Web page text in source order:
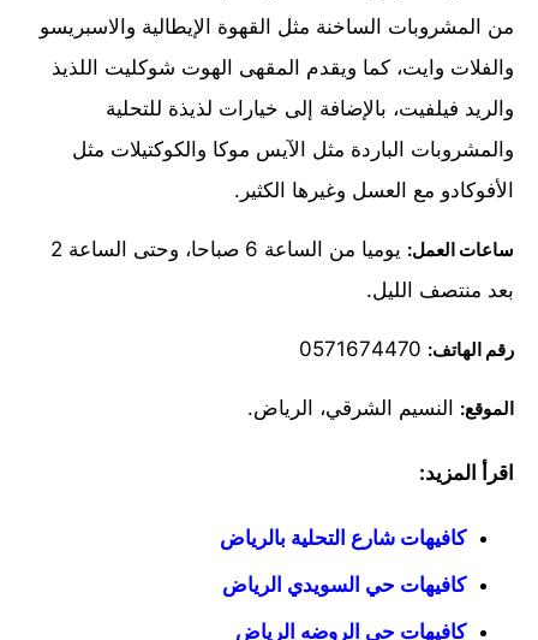
من المشروبات الساخنة مثل القهوة الإيطالية والاسبريسو
والفلات وايت، كما ويقدم المقهى الهوت شوكليت اللذيذ
والريد فيلفيت، بالإضافة إلى خيارات لذيذة للتحلية
والمشروبات الباردة مثل الآيس موكا والكوكتيلات مثل
الأفوكادو مع العسل وغيرها الكثير.
ساعات العمل:
يوميا من الساعة 6 صباحا، وحتى الساعة 2
بعد منتصف الليل.
رقم الهاتف:
الموقع: النسيم الشرقي، الرياض.
اقرأ المزيد:
كافيهات شارع التحلية بالرياض
كافيهات حي السويدي الرياض
كافيهات حي الروضه الرياض